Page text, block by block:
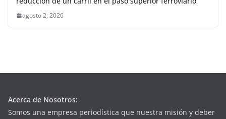
agosto 2, 2026
Acerca de Nosotros:
Somos una empresa periodística que nuestra misión y deber